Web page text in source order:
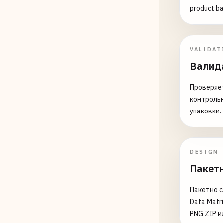
#
#
product
упаковки.
DESIGN
Пакетно
Data
PNG ZIP